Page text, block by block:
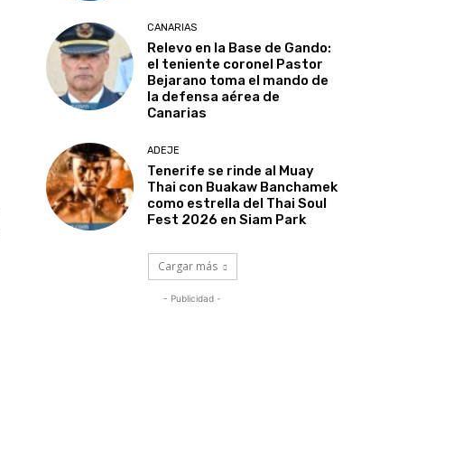
CANARIAS
Relevo en la Base de Gando:
el teniente coronel Pastor
Bejarano toma el mando de
la defensa aérea de
Canarias
ADEJE
Tenerife se rinde al Muay
Thai con Buakaw Banchamek
como estrella del Thai Soul
Fest 2026 en Siam Park
Cargar más
- Publicidad -